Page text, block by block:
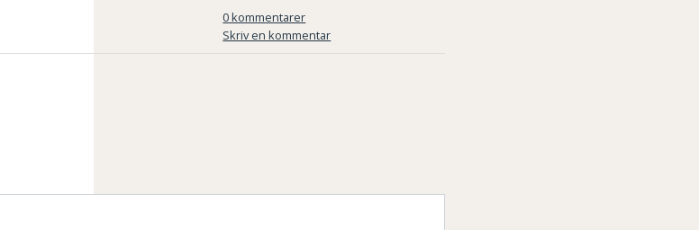
0 kommentarer
Skriv en kommentar